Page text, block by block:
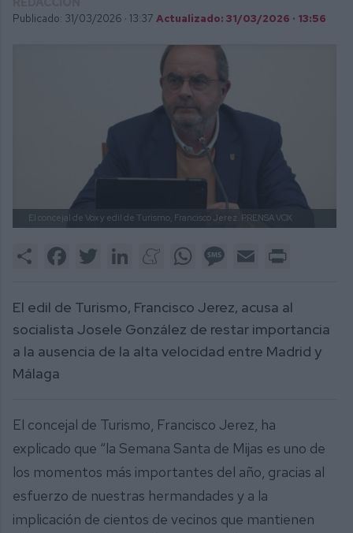
Publicado: 31/03/2026 · 13:37 Actualizado: 31/03/2026 · 13:56
El concejal de Vox y edil de Turismo, Francisco Jerez. PRENSA VOX
Share FacebookTwitter LinkedInMeneameWhatsAppMessage
Email
El edil de Turismo, Francisco Jerez, acusa al
socialista Josele González de restar importancia
a la ausencia de la alta velocidad entre Madrid y
Málaga
El concejal de Turismo, Francisco Jerez, ha
explicado que “la Semana Santa de Mijas es uno de
los momentos más importantes del año, gracias al
esfuerzo de nuestras hermandades y a la
implicación de cientos de vecinos que mantienen